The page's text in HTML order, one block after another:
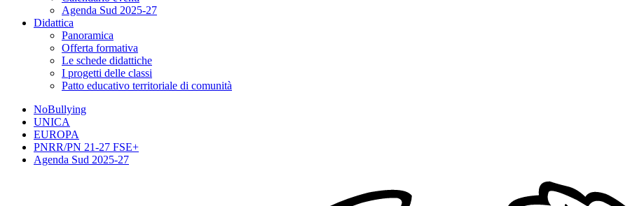
Agenda Sud 2025-27
Didattica
Panoramica
Offerta formativa
Le schede didattiche
I progetti delle classi
Patto educativo territoriale di comunità
NoBullying
UNICA
EUROPA
PNRR/PN 21-27 FSE+
Agenda Sud 2025-27